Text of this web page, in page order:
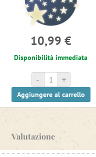
10,99 €
Disponibilità immediata
+
-
Aggiungere al carrello
Valutazione